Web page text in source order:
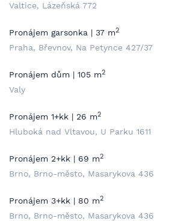
Valtice, Lázeňská 772
Pronájem garsonka | 37 m2
Praha, Břevnov, Na Petynce 427/37
Pronájem dům | 105 m2
Valy
Pronájem 1+kk | 26 m2
Hluboká nad Vltavou, U Parku 1611
Pronájem 2+kk | 69 m2
Brno, Brno-město, Masarykova 436
Pronájem 3+kk | 80 m2
Brno, Brno-město, Masarykova 436